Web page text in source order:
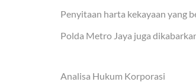
Penyitaan harta kekayaan yang
Polda Metro Jaya juga
Analisa Hukum Korporasi